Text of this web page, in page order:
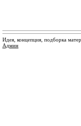
Идея, концепция, подборка
Админ